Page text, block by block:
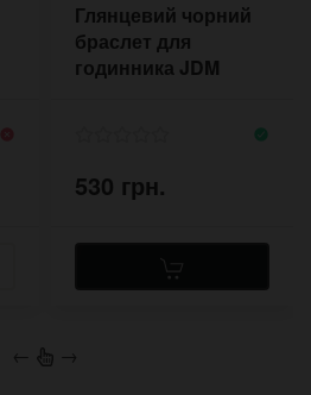
Глянцевий чорний
браслет для
годинника JDM
530 грн.
← →